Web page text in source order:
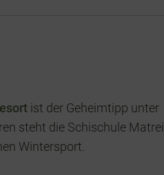
ist der Geheimtipp unter
steht die Schischule Matrei
Wintersport.